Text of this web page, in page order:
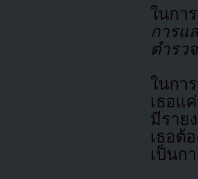
ในกา
การแ
ตำรว
ในกา
เธอแ
มีราย
เธอต้
เป็นก